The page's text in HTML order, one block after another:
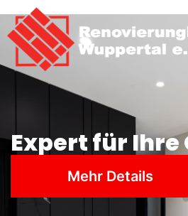
Expert für Ihre
Mehr Details